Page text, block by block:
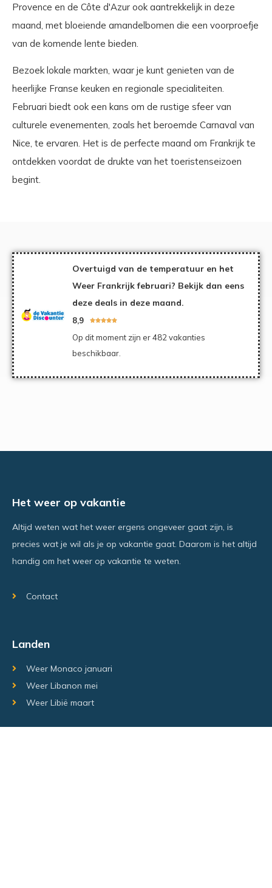
Provence en de Côte d'Azur ook aantrekkelijk in deze
maand, met bloeiende amandelbomen die een voorproefje
van de komende lente bieden.
Bezoek lokale markten, waar je kunt genieten van de
heerlijke Franse keuken en regionale specialiteiten.
Februari biedt ook een kans om de rustige sfeer van
culturele evenementen, zoals het beroemde Carnaval van
Nice, te ervaren. Het is de perfecte maand om Frankrijk te
ontdekken voordat de drukte van het toeristenseizoen
begint.
Overtuigd van de temperatuur en het
Weer Frankrijk februari? Bekijk dan eens
deze deals in deze maand.
8,9 
Op dit moment zijn er 482 vakanties
beschikbaar.
Het weer op vakantie
Altijd weten wat het weer ergens ongeveer gaat zijn, is
precies wat je wil als je op vakantie gaat. Daarom is het altijd
handig om het weer op vakantie te weten.
Contact
Landen
Weer Monaco januari
Weer Libanon mei
Weer Libië maart